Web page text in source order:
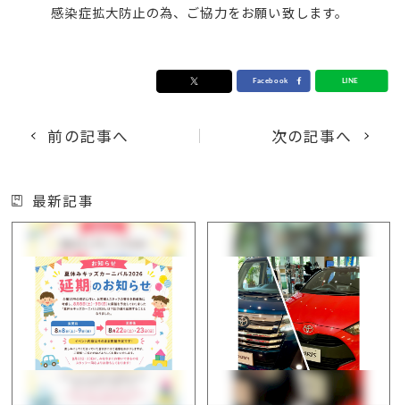
感染症拡大防止の為、ご協力をお願い致します。
前の記事へ 次の記事へ
最新記事